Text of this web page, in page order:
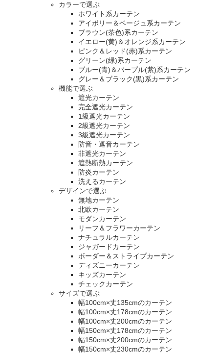
カラーで選ぶ
ホワイト系カーテン
アイボリー＆ベージュ系カーテン
ブラウン(茶色)系カーテン
イエロー(黄)＆オレンジ系カーテン
ピンク＆レッド(赤)系カーテン
グリーン(緑)系カーテン
ブルー(青)＆パープル(紫)系カーテン
グレー＆ブラック(黒)系カーテン
機能で選ぶ
遮光カーテン
完全遮光カーテン
1級遮光カーテン
2級遮光カーテン
3級遮光カーテン
防音・遮音カーテン
非遮光カーテン
遮熱断熱カーテン
防炎カーテン
洗えるカーテン
デザインで選ぶ
無地カーテン
北欧カーテン
モダンカーテン
リーフ＆フラワーカーテン
ナチュラルカーテン
ジャガードカーテン
ボーダー＆ストライプカーテン
ディズニーカーテン
キッズカーテン
チェックカーテン
サイズで選ぶ
幅100cm×丈135cmのカーテン
幅100cm×丈178cmのカーテン
幅100cm×丈200cmのカーテン
幅150cm×丈178cmのカーテン
幅150cm×丈200cmのカーテン
幅150cm×丈230cmのカーテン